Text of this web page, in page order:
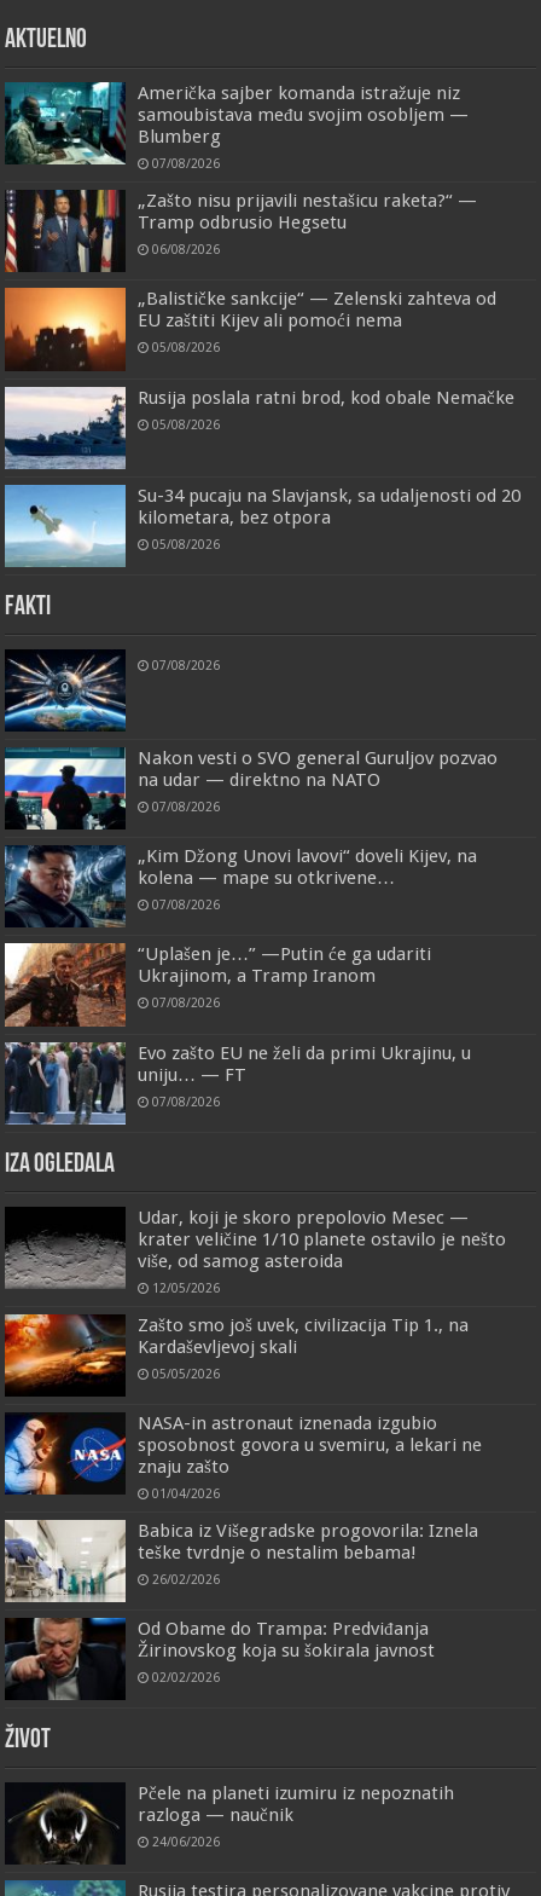
AKTUELNO
Američka sajber komanda istražuje niz
samoubistava među svojim osobljem —
Blumberg
07/08/2026
„Zašto nisu prijavili nestašicu raketa?“ —
Tramp odbrusio Hegsetu
06/08/2026
„Balističke sankcije“ — Zelenski zahteva od
EU zaštiti Kijev ali pomoći nema
05/08/2026
Rusija poslala ratni brod, kod obale Nemačke
05/08/2026
Su-34 pucaju na Slavjansk, sa udaljenosti od 20
kilometara, bez otpora
05/08/2026
FAKTI
07/08/2026
Nakon vesti o SVO general Guruljov pozvao
na udar — direktno na NATO
07/08/2026
„Kim Džong Unovi lavovi“ doveli Kijev, na
kolena — mape su otkrivene…
07/08/2026
“Uplašen je…” —Putin će ga udariti
Ukrajinom, a Tramp Iranom
07/08/2026
Evo zašto EU ne želi da primi Ukrajinu, u
uniju… — FT
07/08/2026
IZA OGLEDALA
Udar, koji je skoro prepolovio Mesec —
krater veličine 1/10 planete ostavilo je nešto
više, od samog asteroida
12/05/2026
Zašto smo još uvek, civilizacija Tip 1., na
Kardaševljevoj skali
05/05/2026
NASA-in astronaut iznenada izgubio
sposobnost govora u svemiru, a lekari ne
znaju zašto
01/04/2026
Babica iz Višegradske progovorila: Iznela
teške tvrdnje o nestalim bebama!
26/02/2026
Od Obame do Trampa: Predviđanja
Žirinovskog koja su šokirala javnost
02/02/2026
ŽIVOT
Pčele na planeti izumiru iz nepoznatih
razloga — naučnik
24/06/2026